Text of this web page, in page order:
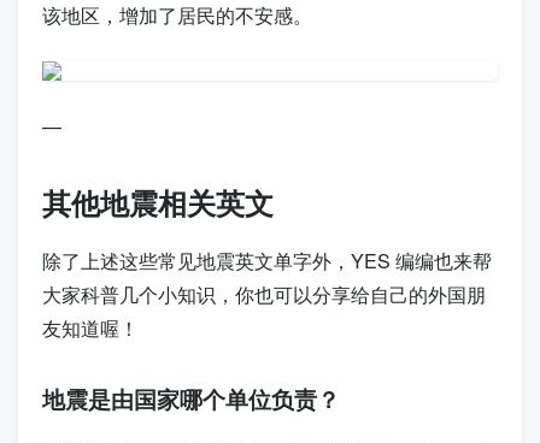
该地区，增加了居民的不安感。
—
其他地震相关英文
除了上述这些常见地震英文单字外，YES 编编也来帮
大家科普几个小知识，你也可以分享给自己的外国朋
友知道喔！
地震是由国家哪个单位负责？